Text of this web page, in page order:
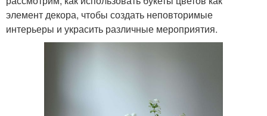
элемент декора, чтобы создать неповторимые
интерьеры и украсить различные мероприятия.